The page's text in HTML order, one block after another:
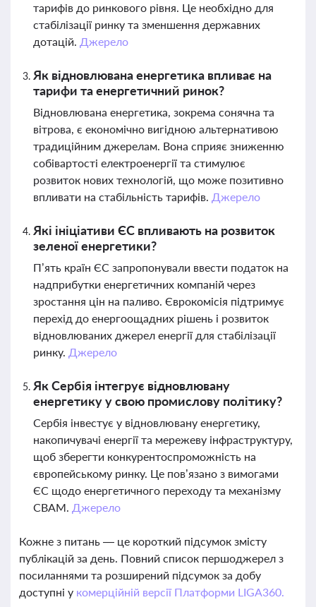
тарифів до ринкового рівня. Це необхідно для
стабілізації ринку та зменшення державних
дотацій. Джерело
Як відновлювана енергетика впливає на
тарифи та енергетичний ринок?
Відновлювана енергетика, зокрема сонячна та
вітрова, є економічно вигідною альтернативою
традиційним джерелам. Вона сприяє зниженню
собівартості електроенергії та стимулює
розвиток нових технологій, що може позитивно
впливати на стабільність тарифів. Джерело
Які ініціативи ЄС впливають на розвиток
зеленої енергетики?
П’ять країн ЄС запропонували ввести податок на
надприбутки енергетичних компаній через
зростання цін на паливо. Єврокомісія підтримує
перехід до енергоощадних рішень і розвиток
відновлюваних джерел енергії для стабілізації
ринку. Джерело
Як Сербія інтегрує відновлювану
енергетику у свою промислову політику?
Сербія інвестує у відновлювану енергетику,
накопичувачі енергії та мережеву інфраструктуру,
щоб зберегти конкурентоспроможність на
європейському ринку. Це пов’язано з вимогами
ЄС щодо енергетичного переходу та механізму
CBAM. Джерело
Кожне з питань — це короткий підсумок змісту
публікацій за день. Повний список першоджерел з
посиланнями та розширений підсумок за добу
доступні у комерційній версії Платформи LIGA360.